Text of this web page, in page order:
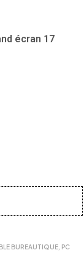
écran 17
BUREAUTIQUE PC